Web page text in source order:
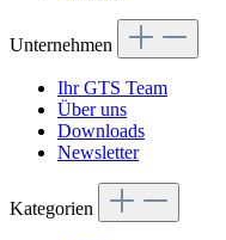
Unternehmen
Ihr GTS Team
Über uns
Downloads
Newsletter
Kategorien